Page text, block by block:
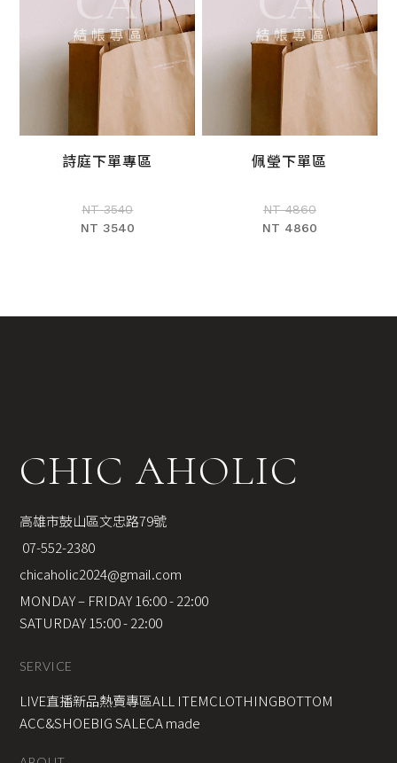
詩庭下單專區
NT 3540
NT 3540
佩瑩下單區
NT 4860
NT 4860
CHIC AHOLIC
高雄市鼓山區文忠路79號
07-552-2380
chicaholic2024@gmail.com
MONDAY – FRIDAY 16:00 - 22:00
SATURDAY 15:00 - 22:00
SERVICE
LIVE直播新品熱賣專區ALL ITEMCLOTHINGBOTTOM
ACC&SHOEBIG SALECA made